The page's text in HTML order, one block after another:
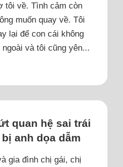
tôi về. Tình cảm còn
muốn quay về. Tôi
lại để con cái không
và tôi cũng yên...
quan hệ sai trái
anh dọa dẫm
gia đình chị gái, chị